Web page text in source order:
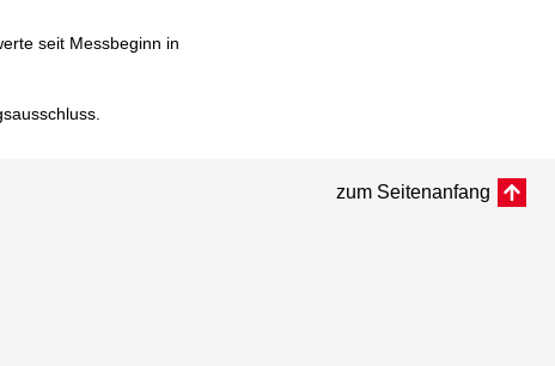
seit Messbeginn in
.
zum Seitenanfang